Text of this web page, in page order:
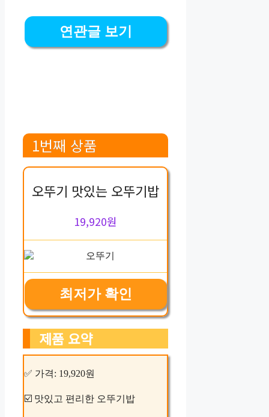
연관글 보기
1번째 상품
오뚜기 맛있는 오뚜기밥
19,920원
최저가 확인
제품 요약
✅ 가격: 19,920원
☑️ 맛있고 편리한 오뚜기밥